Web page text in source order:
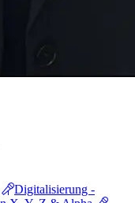
Digitalisierung -